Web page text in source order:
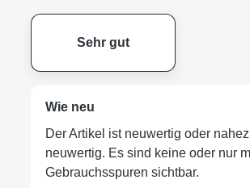
Sehr gut
Wie neu
Der Artikel ist neuwertig oder
neuwertig. Es sind keine oder nur
Gebrauchsspuren sichtbar.